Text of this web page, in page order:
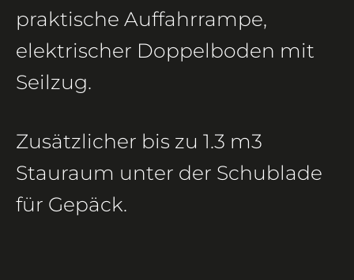
praktische Auffahrrampe,
elektrischer Doppelboden mit
Seilzug.
Zusätzlicher bis zu 1.3 m3
Stauraum unter der Schublade
für Gepäck.